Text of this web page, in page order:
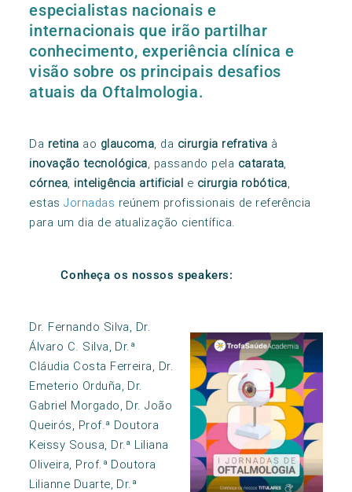
especialistas nacionais e
internacionais que irão partilhar
conhecimento, experiência clínica e
visão sobre os principais desafios
atuais da Oftalmologia.
Da retina ao glaucoma, da cirurgia refrativa à
inovação tecnológica, passando pela catarata,
córnea, inteligência artificial e cirurgia robótica,
estasJornadas reúnem profissionais de referência
para um dia de atualização científica.
Conheça os nossos speakers:
Dr. Fernando Silva, Dr.
Álvaro C. Silva, Dr.ª
Cláudia Costa Ferreira, Dr.
Emeterio Orduña, Dr.
Gabriel Morgado, Dr. João
Queirós, Prof.ª Doutora
Keissy Sousa, Dr.ª Liliana
Oliveira, Prof.ª Doutora
Lilianne Duarte, Dr.ª